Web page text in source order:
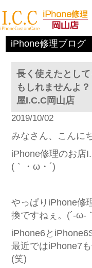
iPhone修理ブログ
長く使えたとし
もしれませんよ
屋I.C.C岡山店
2019/10/02
みなさん、こんに
iPhone修理のお店
(｀・ω・´)
やっぱりiPhone修
換ですねぇ。(´-ω-
iPhone6と
最近ではiPhone7
(笑)